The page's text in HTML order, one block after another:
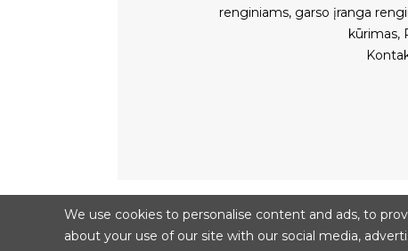
renginiams, garso įranga
kūrimas,
We use cookies to personalise content and ads, to
about your use of our site with our social media,